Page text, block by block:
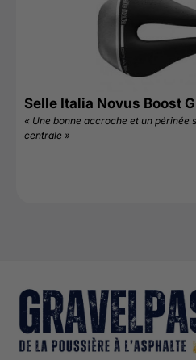
Selle Italia Novus Boost
« Une bonne accroche et un périnée
centrale »